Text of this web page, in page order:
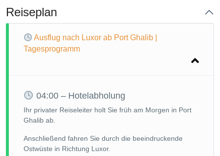
Reiseplan
Ausflug nach Luxor ab Port Ghalib |
Tagesprogramm
04:00 – Hotelabholung
Ihr privater Reiseleiter holt Sie früh am Morgen in Port
Ghalib ab.
Anschließend fahren Sie durch die beeindruckende
Ostwüste in Richtung Luxor.